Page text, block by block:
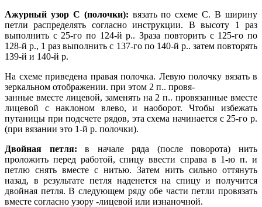
Ажурный узор С (полочки): вязать по схеме С. В ширину
петли распределять согласно инструкции. В высоту 1 раз
выполнить с 25-го по 124-й р.. Зраза повторить с 125-го по
128-й р., 1 раз выполнить с 137-го по 140-й р.. затем повторять
139-й и 140-й р.
На схеме приведена правая полочка. Левую полочку вязать в
зеркальном отображении. при этом 2 п.. провя-
занные вместе лицевой, заменять на 2 п.. провязанные вместе
лицевой с наклоном влево, и наоборот. Чтобы избежать
путаницы при подсчете рядов, эта схема начинается с 25-го р.
(при вязании это 1-й р. полочки).
Двойная петля: в начале ряда (после поворота) нить
проложить перед работой, спицу ввести справа в 1-ю п. и
петлю снять вместе с нитью. Затем нить сильно оттянуть
назад, в результате петля наденется на спицу и получится
двойная петля. В следующем ряду обе части петли провязать
вместе согласно узору -лицевой или изнаночной.